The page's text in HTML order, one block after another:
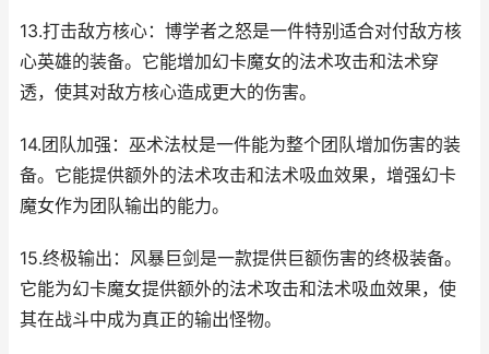
13.打击敌方核心：博学者之怒是一件特别适合对付敌方核
心英雄的装备。它能增加幻卡魔女的法术攻击和法术穿
透，使其对敌方核心造成更大的伤害。
14.团队加强：巫术法杖是一件能为整个团队增加伤害的装
备。它能提供额外的法术攻击和法术吸血效果，增强幻卡
魔女作为团队输出的能力。
15.终极输出：风暴巨剑是一款提供巨额伤害的终极装备。
它能为幻卡魔女提供额外的法术攻击和法术吸血效果，使
其在战斗中成为真正的输出怪物。